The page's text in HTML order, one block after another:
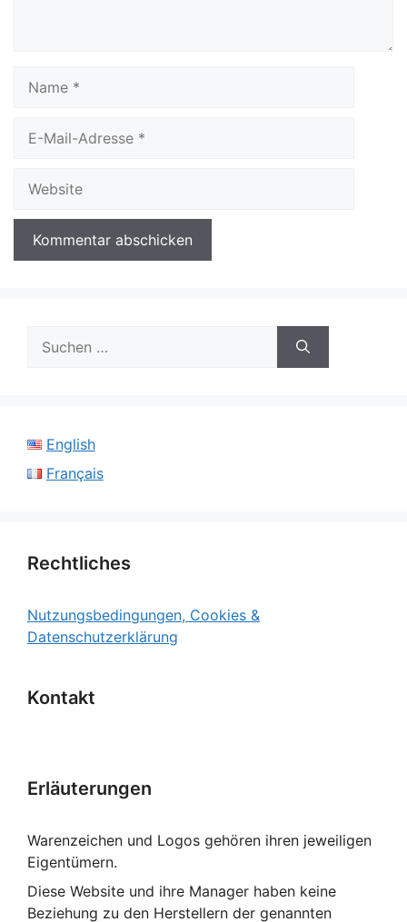
Mail-
nach:
English
Français
Rechtliches
Nutzungsbedingungen, Cookies &
Datenschutzerklärung
Kontakt
Erläuterungen
Warenzeichen und Logos gehören ihren jeweiligen
Eigentümern.
Diese Website und ihre Manager haben keine
Beziehung zu den Herstellern der genannten